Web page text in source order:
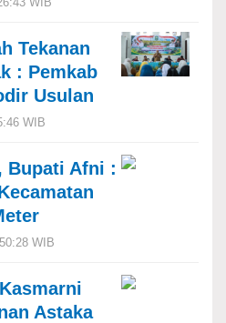
Tekanan
: Pemkab
Usulan
WIB
Bupati Afni :
WIB
Astaka